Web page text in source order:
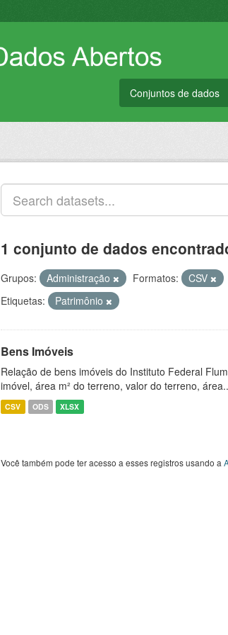
Conjuntos de dados
1 conjunto de dados
Grupos: Administração Formatos: CSV
Etiquetas:
Patrimônio
Bens Imóveis
Relação de bens imóveis do Instituto Federal
imóvel, área m² do terreno, valor do terreno,
CSV ODS XLSX
Você também pode ter acesso a esses registros usando a